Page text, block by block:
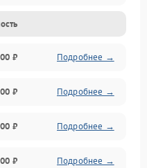
₽ Подробнее →
₽ Подробнее →
₽ Подробнее →
₽ Подробнее →